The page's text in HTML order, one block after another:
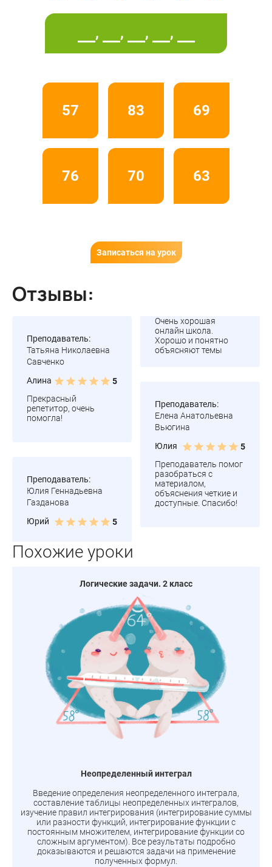
, , , ,
57 83 69
76 70 63
Записаться на урок
Отзывы:
Преподаватель:
Татьяна Николаевна
Савченко
Алина
5
Прекрасный
репетитор, очень
помогла!
Преподаватель:
Юлия Геннадьевна
Газданова
Юрий
5
Очень хорошая
онлайн школа.
Хорошо и понятно
объясняют темы
Преподаватель:
Елена Анатольевна
Вьюгина
Юлия
5
Преподаватель помог
разобраться с
материалом,
объяснения четкие и
доступные. Спасибо!
Похожие уроки
Логические задачи. 2 класс
Неопределенный интеграл
Введение определения неопределенного интеграла,
составление таблицы неопределенных интегралов,
изучение правил интегрирования (интегрирование суммы
или разности функций, интегрирование функции с
постоянным множителем, интегрирование функции со
сложным аргументом). Все результаты подробно
доказываются и решаются задачи на применение
полученных формул.